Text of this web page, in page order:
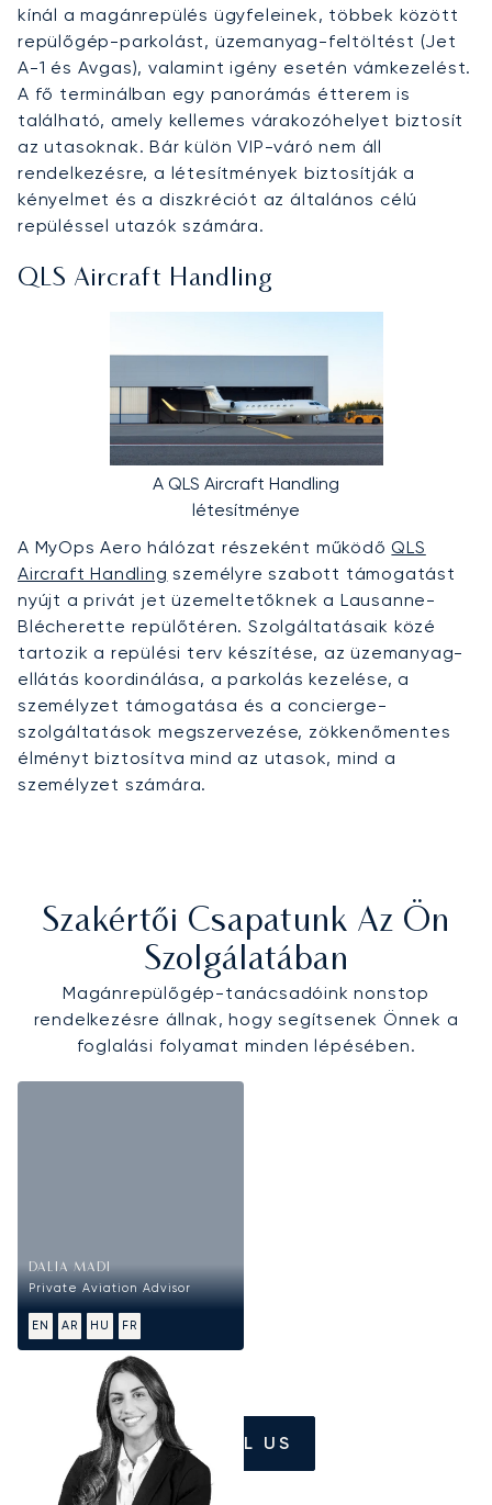
kínál a magánrepülés ügyfeleinek, többek között
repülőgép-parkolást, üzemanyag-feltöltést (Jet
A-1 és Avgas), valamint igény esetén vámkezelést.
A fő terminálban egy panorámás étterem is
található, amely kellemes várakozóhelyet biztosít
az utasoknak. Bár külön VIP-váró nem áll
rendelkezésre, a létesítmények biztosítják a
kényelmet és a diszkréciót az általános célú
repüléssel utazók számára.
QLS Aircraft Handling
A QLS Aircraft Handling
létesítménye
A MyOps Aero hálózat részeként működőQLS
Aircraft Handling személyre szabott támogatást
nyújt a privát jet üzemeltetőknek a Lausanne-
Blécherette repülőtéren. Szolgáltatásaik közé
tartozik a repülési terv készítése, az üzemanyag-
ellátás koordinálása, a parkolás kezelése, a
személyzet támogatása és a concierge-
szolgáltatások megszervezése, zökkenőmentes
élményt biztosítva mind az utasok, mind a
személyzet számára.
Szakértői Csapatunk Az Ön
Szolgálatában
Magánrepülőgép-tanácsadóink nonstop
rendelkezésre állnak, hogy segítsenek Önnek a
foglalási folyamat minden lépésében.
DALIA MADI
Private Aviation Advisor
EN AR HU FR
CALL US